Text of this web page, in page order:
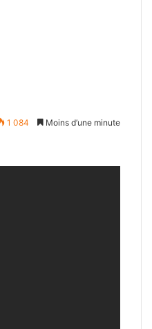
1 084 Moins d’une minute